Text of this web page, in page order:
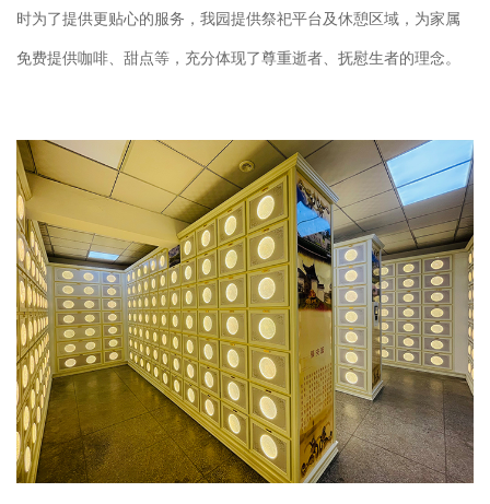
时为了提供更贴心的服务，我园提供祭祀平台及休憩区域，为家属
免费提供咖啡、甜点等，充分体现了尊重逝者、抚慰生者的理念。